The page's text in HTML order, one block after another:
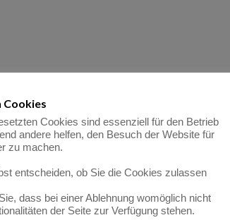
Cookies
Cookies sind essenziell für den Betrieb
andere helfen, den Besuch der Website für
zu machen.
entscheiden, ob Sie die Cookies zulassen
dass bei einer Ablehnung womöglich nicht
der Seite zur Verfügung stehen.